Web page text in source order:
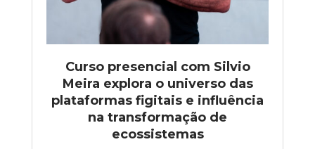
Curso presencial com Silvio
Meira explora o universo das
plataformas figitais e influência
na transformação de
ecossistemas